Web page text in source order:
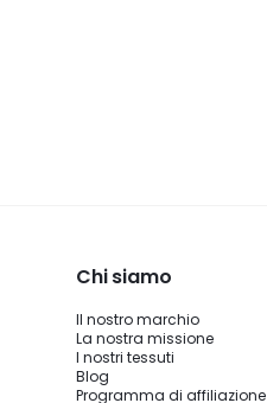
Chi siamo
Il nostro marchio
La nostra missione
I nostri tessuti
Blog
Programma di affiliazione